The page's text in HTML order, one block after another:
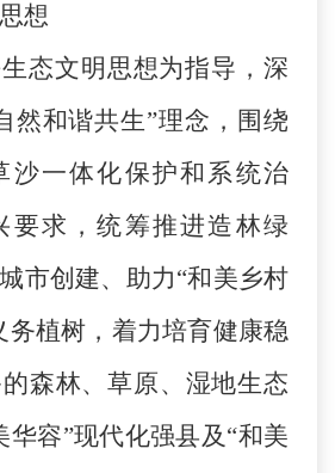
想
态文明思想为指导，深
然和谐共生”理念，围绕
沙一体化保护和系统治
要求，统筹推进造林绿
市创建、助力“和美乡村
务植树，着力培育健康稳
森林、草原、湿地生态
华容”现代化强县及 “和美